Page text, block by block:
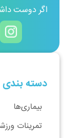
اگر دوست
دسته بندی
بیماری‌ها
تمرینات